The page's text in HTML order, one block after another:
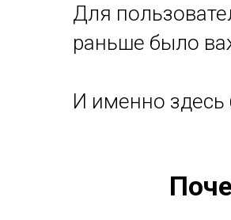
Для
раньше было
И именно